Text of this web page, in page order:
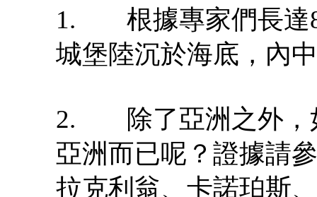
1. 根據專家們長達8
城堡陸沉於海底，內
2. 除了亞洲之外，如
亞洲而已呢？證據請
拉克利翁、卡諾珀斯